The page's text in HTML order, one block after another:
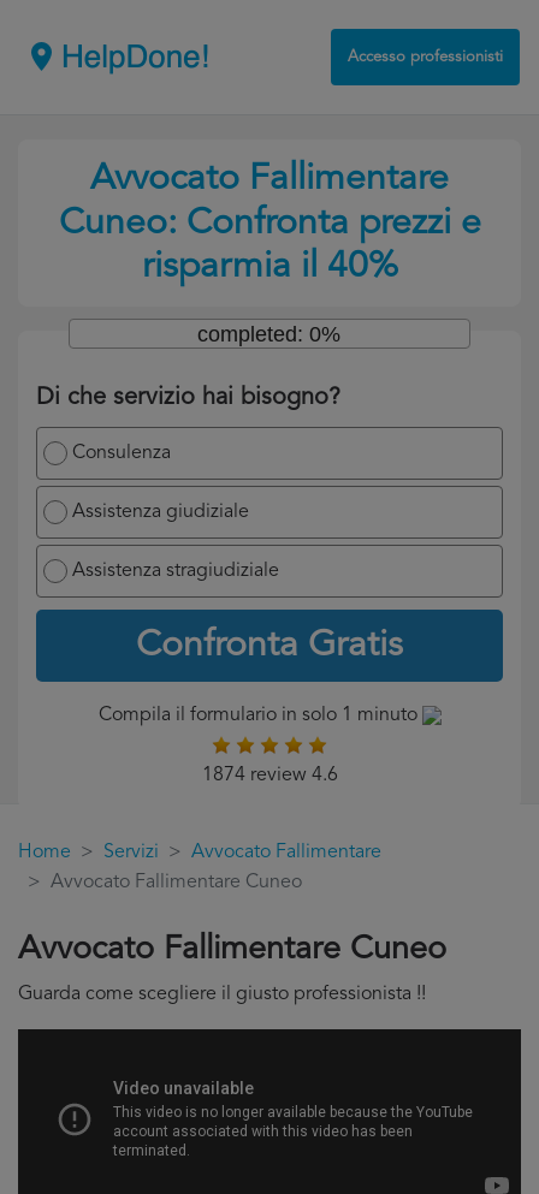
Accesso professionisti
Avvocato Fallimentare
Cuneo: Confronta prezzi e
risparmia il 40%
Di che servizio hai bisogno?
Consulenza
Assistenza giudiziale
Assistenza stragiudiziale
Confronta Gratis
completed: 0%
Compila il formulario in solo 1 minuto
1874 review 4.6
Home Servizi
Avvocato Fallimentare
Avvocato Fallimentare Cuneo
Avvocato Fallimentare Cuneo
Guarda come scegliere il giusto professionista !!